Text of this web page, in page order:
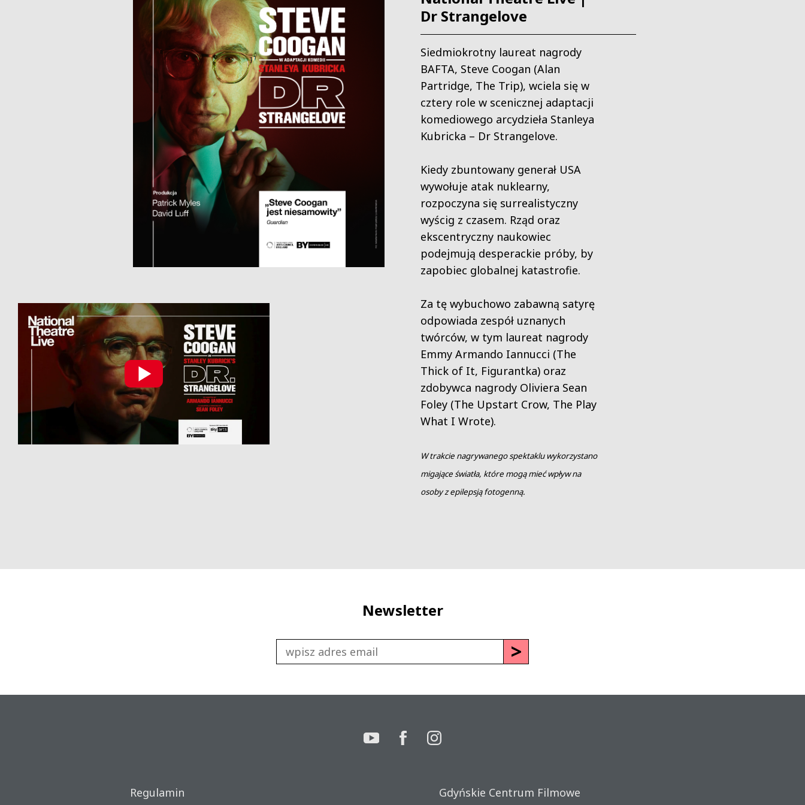
Dr Strangelove
Siedmiokrotny laureat nagrody
BAFTA, Steve Coogan (Alan
Partridge, The Trip), wciela się w
cztery role w scenicznej adaptacji
komediowego arcydzieła Stanleya
Kubricka – Dr Strangelove.
Kiedy zbuntowany generał USA
wywołuje atak nuklearny,
rozpoczyna się surrealistyczny
wyścig z czasem. Rząd oraz
ekscentryczny naukowiec
podejmują desperackie próby, by
zapobiec globalnej katastrofie.
Za tę wybuchowo zabawną satyrę
odpowiada zespół uznanych
twórców, w tym laureat nagrody
Emmy Armando Iannucci (The
Thick of It, Figurantka) oraz
zdobywca nagrody Oliviera Sean
Foley (The Upstart Crow, The Play
What I Wrote).
W trakcie nagrywanego spektaklu wykorzystano
migające światła, które mogą mieć wpływ na
osoby z epilepsją fotogenną.
Newsletter
Regulamin
Gdyńskie Centrum Filmowe